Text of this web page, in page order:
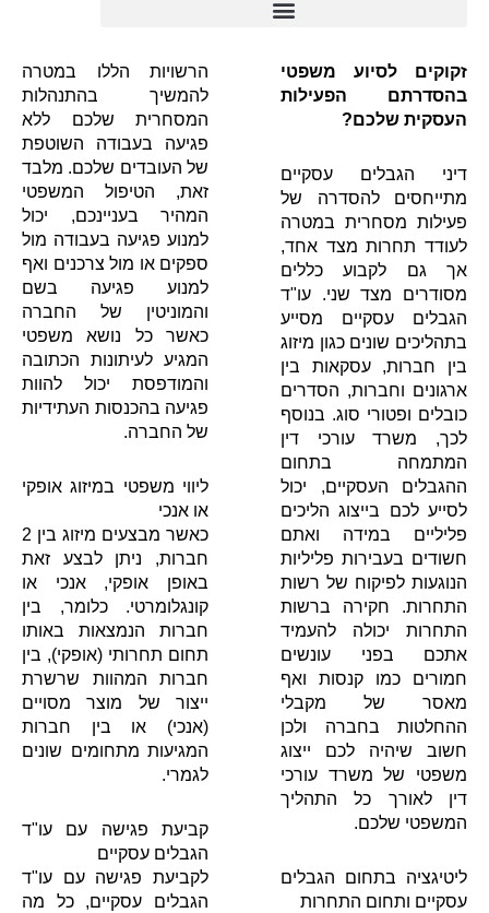
זקוקים לסיוע משפטי
בהסדרתם הפעילות
העסקית שלכם?
דיני הגבלים עסקיים
מתייחסים להסדרה של
פעילות מסחרית במטרה
לעודד תחרות מצד אחד,
אך גם לקבוע כללים
מסודרים מצד שני. עו"ד
הגבלים עסקיים מסייע
בתהליכים שונים כגון מיזוג
בין חברות, עסקאות בין
ארגונים וחברות, הסדרים
כובלים ופטורי סוג. בנוסף
לכך, משרד עורכי דין
המתמחה בתחום
ההגבלים העסקיים, יכול
לסייע לכם בייצוג הליכים
פליליים במידה ואתם
חשודים בעבירות פליליות
הנוגעות לפיקוח של רשות
התחרות. חקירה ברשות
התחרות יכולה להעמיד
אתכם בפני עונשים
חמורים כמו קנסות ואף
מאסר של מקבלי
ההחלטות בחברה ולכן
חשוב שיהיה לכם ייצוג
משפטי של משרד עורכי
דין לאורך כל התהליך
המשפטי שלכם.
ליטיגציה בתחום הגבלים
עסקיים ותחום התחרות
הרשויות הללו במטרה
להמשיך בהתנהלות
המסחרית שלכם ללא
פגיעה בעבודה השוטפת
של העובדים שלכם. מלבד
זאת, הטיפול המשפטי
המהיר בעניינכם, יכול
למנוע פגיעה בעבודה מול
ספקים או מול צרכנים ואף
למנוע פגיעה בשם
והמוניטין של החברה
כאשר כל נושא משפטי
המגיע לעיתונות הכתובה
והמודפסת יכול להוות
פגיעה בהכנסות העתידיות
של החברה.
ליווי משפטי במיזוג אופקי
או אנכי
כאשר מבצעים מיזוג בין 2
חברות, ניתן לבצע זאת
באופן אופקי, אנכי או
קונגלומרטי. כלומר, בין
חברות הנמצאות באותו
תחום תחרותי (אופקי), בין
חברות המהוות שרשרת
ייצור של מוצר מסויים
(אנכי) או בין חברות
המגיעות מתחומים שונים
לגמרי.
קביעת פגישה עם עו"ד
הגבלים עסקיים
לקביעת פגישה עם עו"ד
הגבלים עסקיים, כל מה